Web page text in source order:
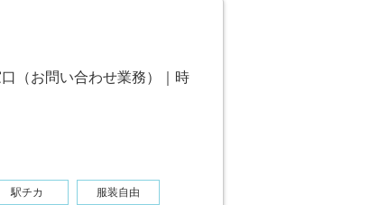
（お問い合わせ業務）｜時
駅チカ 服装自由